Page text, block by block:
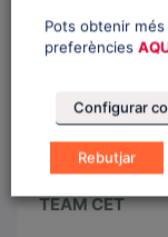
Email:
E
v
TEAM CET
Pots obtenir
preferències
Configurar
Rebutjar